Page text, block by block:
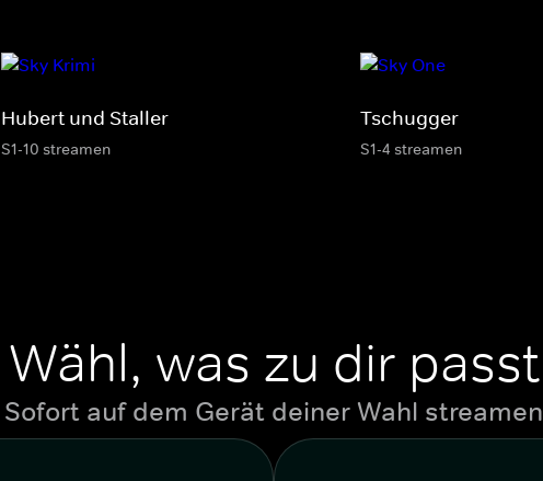
Hubert und Staller
S1-10 streamen
Tschugger
S1-4 streamen
Wähl, was zu dir passt
Sofort auf dem Gerät deiner Wahl streamen